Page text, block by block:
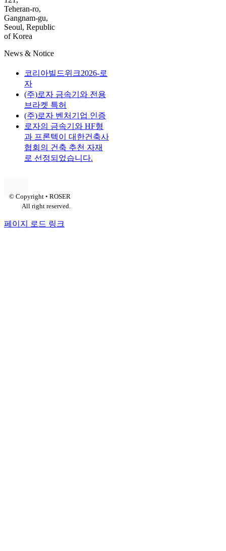
Teheran-ro,
Gangnam-gu,
Seoul, Republic
of Korea
News & Notice
코리아빌드위크2026-로
자
(주)로자 금속기와 전용
브라켓 특허
(주)로자 벤처기업 인증
로자의 금속기와 HF형
과 프론텍이 대한건축사
협회의 건축 추천 자재
로 선정되었습니다.
© Copyright • ROSER
All right reserved.
페이지 로드 링크